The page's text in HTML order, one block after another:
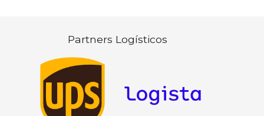
Partners Logísticos